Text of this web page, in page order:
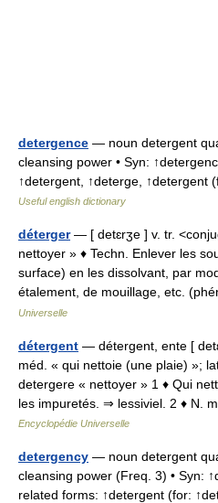
detergence — noun detergent
cleansing power • Syn:
↑detergent, ↑deterge,
Useful english dictionary
déterger— [ detɛrʒe ] v. tr.
nettoyer » ♦ Techn. Enlever les
surface) en les dissolvant, par
étalement, de mouillage, etc.
Universelle
détergent — détergent, ente [
méd. « qui nettoie (une plaie) »;
detergere « nettoyer » 1 ♦ Qui
les impuretés. ⇒ lessiviel. 2 ♦ N.
Encyclopédie Universelle
detergency — noun detergent
cleansing power (Freq. 3) • Syn:
related forms: ↑detergent (for: